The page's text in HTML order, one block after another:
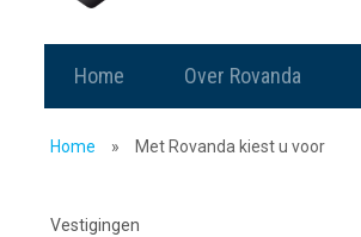
Home Over Rovanda
Home » Met Rovanda kiest u voor
Vestigingen